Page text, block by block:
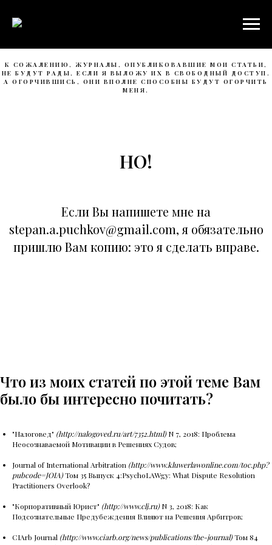
К СОЖАЛЕНИЮ, ЖУРНАЛЫ, ОПУБЛИКОВАВШИЕ МОИ СТАТЬИ,
НЕ БУДУТ РАДЫ, ЕСЛИ Я ВЫЛОЖУ ИХ В СВОБОДНЫЙ ДОСТУП.
А ОГОРЧИВШИСЬ, ОНИ ВПОЛНЕ СПОСОБНЫ БУДУТ ОГОРЧИТЬ
МЕНЯ.
НО!
Если Вы напишете мне на
stepan.a.puchkov@gmail.com, я обязательно
пришлю Вам копию: это я сделать вправе.
Что из моих статей по этой теме Вам
было бы интересно почитать?
"Налоговед" (http://nalogoved.ru/art/7352.html)N 7, 2018: Проблема
Неосознаваемой Мотивации в Решениях Судов;
Journal of International Arbitration (http://www.kluwerlawonline.com/toc.php?
pubcode=JOIA)Том 35 Выпуск 4:PsychoLAWgy: What Dispute Resolution
Practitioners Overlook?
"Корпоративный Юрист" (http://www.clj.ru)N 3, 2018: Как
Подсознательные Предубеждения Влияют на Решения Арбитров;
CIArb Journal (http://www.ciarb.org/news/publications/the-journal)Том 84